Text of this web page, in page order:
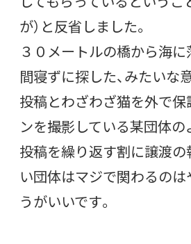
が）と反省しました。
３０メートルの橋から海
間寝ずに探した、みたいな
投稿とわざわざ猫を外で保
ンを撮影している某団体
投稿を繰り返す割に譲渡
い団体はマジで関わるの
うがいいです。